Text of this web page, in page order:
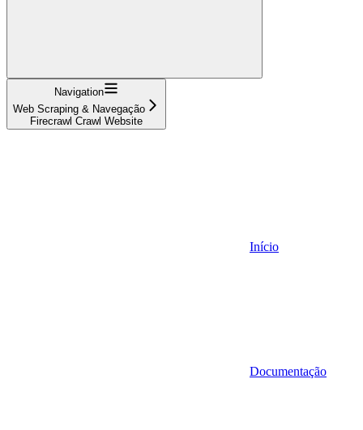
Navigation
Web Scraping & Navegação
Firecrawl Crawl Website
Início
Documentação